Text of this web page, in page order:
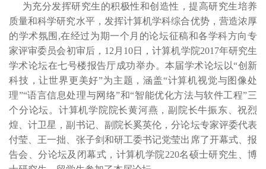
为充分发挥研究生的积极性和创造性，提高研究生培养
质量和科学研究水平，发挥计算机学科综合优势，营造浓厚
的学术氛围,在经过为期一个月的论坛征稿和各学科方向专
家评审委员会初审后，12月10日，计算机学院2017年研究生
学术论坛在七号楼报告厅成功举办。本届学术论坛以“创新
科技，让世界更美好”为主题，涵盖“计算机视觉与图像处
理”“语言信息处理与网络”和“智能优化方法与软件工程”三
个分论坛。计算机学院院长黄河燕，副院长牛振东、祝烈
煌、计卫星，副书记、副院长奚英伦，分论坛专家评委代表
付莹、王一拙、张子剑和研工委书记党莹出席了开幕式、报
告会、分论坛及闭幕式，计算机学院220名硕士研究生、博